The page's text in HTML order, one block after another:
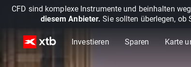
CFD sind komplexe Instrumente und beinhalten
diesem Anbieter. Sie sollten überlegen, ob
Investieren Sparen Karte